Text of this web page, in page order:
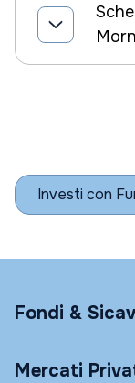
Investi con
Fondi & Sicav
Mercati